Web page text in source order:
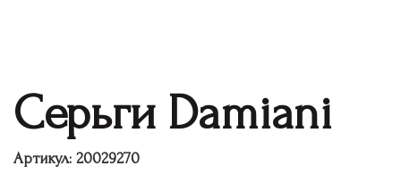
Серьги Damiani
Артикул: 20029270